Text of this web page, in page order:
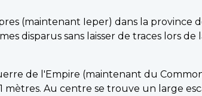
(maintenant Ieper) dans la province
disparus sans laisser de traces lors de
de l'Empire (maintenant du
Au centre se trouve un large